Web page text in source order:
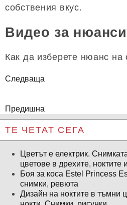
собствения вкус.
Видео за
Как да изберете нюанс на
Следваща
Предишна
ТЕ ЧЕТАТ СЕГА
Цветът е електрик.
цветове в дрехите, ноктите
Боя за коса Estel Princess
снимки, ревюта
Дизайн на ноктите в тъмни